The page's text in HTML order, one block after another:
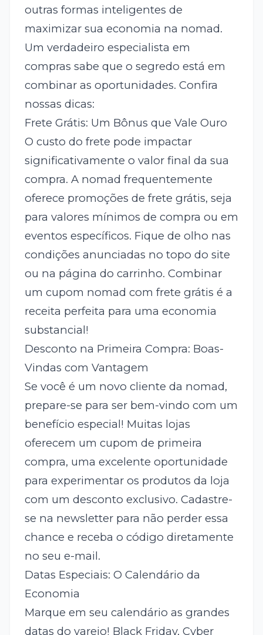
outras formas inteligentes de
maximizar sua economia na nomad.
Um verdadeiro especialista em
compras sabe que o segredo está em
combinar as oportunidades. Confira
nossas dicas:
Frete Grátis: Um Bônus que Vale Ouro
O custo do frete pode impactar
significativamente o valor final da sua
compra. A nomad frequentemente
oferece promoções de frete grátis, seja
para valores mínimos de compra ou em
eventos específicos. Fique de olho nas
condições anunciadas no topo do site
ou na página do carrinho. Combinar
um cupom nomad com frete grátis é a
receita perfeita para uma economia
substancial!
Desconto na Primeira Compra: Boas-
Vindas com Vantagem
Se você é um novo cliente da nomad,
prepare-se para ser bem-vindo com um
benefício especial! Muitas lojas
oferecem um cupom de primeira
compra, uma excelente oportunidade
para experimentar os produtos da loja
com um desconto exclusivo. Cadastre-
se na newsletter para não perder essa
chance e receba o código diretamente
no seu e-mail.
Datas Especiais: O Calendário da
Economia
Marque em seu calendário as grandes
datas do varejo! Black Friday, Cyber